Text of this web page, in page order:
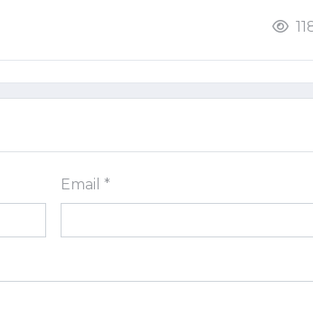
Email *